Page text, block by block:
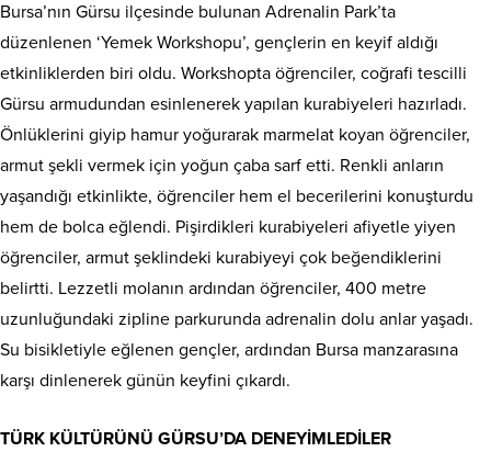
Bursa’nın Gürsu ilçesinde bulunan Adrenalin Park’ta
düzenlenen ‘Yemek Workshopu’, gençlerin en keyif aldığı
etkinliklerden biri oldu. Workshopta öğrenciler, coğrafi tescilli
Gürsu armudundan esinlenerek yapılan kurabiyeleri hazırladı.
Önlüklerini giyip hamur yoğurarak marmelat koyan öğrenciler,
armut şekli vermek için yoğun çaba sarf etti. Renkli anların
yaşandığı etkinlikte, öğrenciler hem el becerilerini konuşturdu
hem de bolca eğlendi. Pişirdikleri kurabiyeleri afiyetle yiyen
öğrenciler, armut şeklindeki kurabiyeyi çok beğendiklerini
belirtti. Lezzetli molanın ardından öğrenciler, 400 metre
uzunluğundaki zipline parkurunda adrenalin dolu anlar yaşadı.
Su bisikletiyle eğlenen gençler, ardından Bursa manzarasına
karşı dinlenerek günün keyfini çıkardı.
TÜRK KÜLTÜRÜNÜ GÜRSU’DA DENEYİMLEDİLER